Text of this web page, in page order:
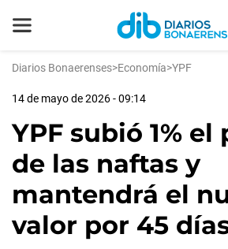
Diarios Bonaerenses>Economía>YPF
14 de mayo de 2026 - 09:14
YPF subió 1% el
de las naftas y
mantendrá el
valor por 45